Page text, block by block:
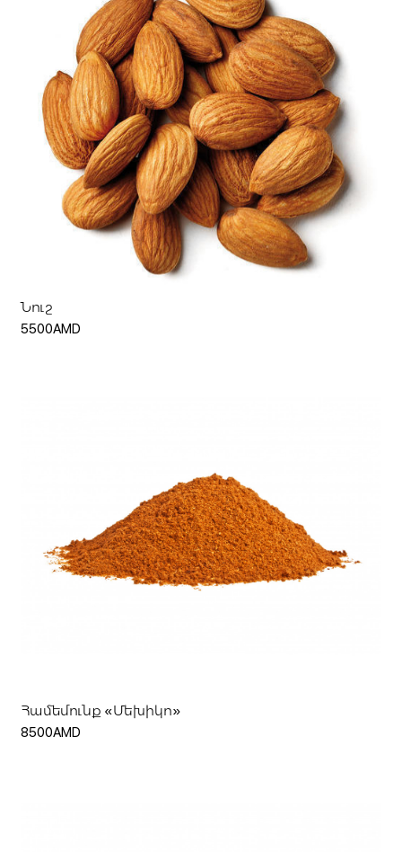
Նուշ
5500AMD
Ավելացնել զամբյուղ
Համեմունք «Մեխիկո»
8500AMD